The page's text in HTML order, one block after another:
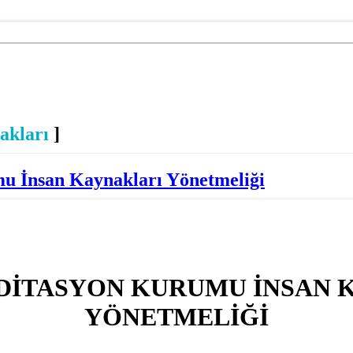
]
İnsan Kaynakları Yönetmeliği
KURUMU İNSAN
YÖNETMELİĞİ